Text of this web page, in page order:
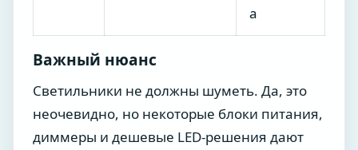
а
Важный нюанс
Светильники не должны шуметь. Да, это
неочевидно, но некоторые блоки питания,
диммеры и дешевые LED-решения дают